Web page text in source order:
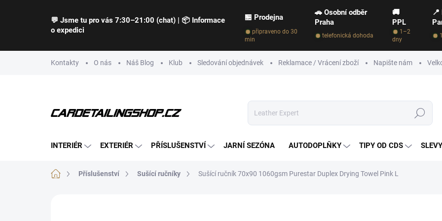
💬 Jsme tu pro vás 7:30–21:00 (chat) | 📦 Informace
o expedici
🏪 Prodejna
🚗 Osobní odběr
Praha
🚚
PPL
📍
připraveno do 30
min
telefonická dohoda
1–2
dny
Kontakty O nás Náš Blog Klub Sledování objednávek Reklamace / Vrácení zboží Napište nám
Hledat
INTERIÉR EXTERIÉR PŘÍSLUŠENSTVÍ JARNÍ SEZÓNA AUTODOPLŇKY TIPY OD CDS
Domů Příslušenství Sušící ručníky Sušící ručník 70x90 1060gsm Purestar Duplex Drying Towel Pink L